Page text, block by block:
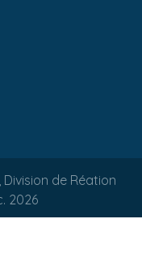
de Réation
2026